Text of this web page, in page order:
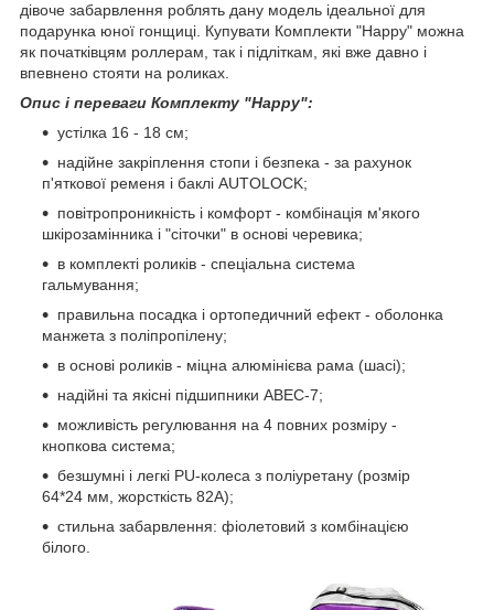
дівоче забарвлення роблять дану модель ідеальної для
подарунка юної гонщиці. Купувати Комплекти "Happy" можна
як початківцям роллерам, так і підліткам, які вже давно і
впевнено стояти на роликах.
Опис і переваги Комплекту "Happy":
устілка 16 - 18 см;
надійне закріплення стопи і безпека - за рахунок
п'яткової ременя і баклі AUTОLOCK;
повітропроникність і комфорт - комбінація м'якого
шкірозамінника і "сіточки" в основі черевика;
в комплекті роликів - спеціальна система
гальмування;
правильна посадка і ортопедичний ефект - оболонка
манжета з поліпропілену;
в основі роликів - міцна алюмінієва рама (шасі);
надійні та якісні підшипники ABEC-7;
можливість регулювання на 4 повних розміру -
кнопкова система;
безшумні і легкі PU-колеса з поліуретану (розмір
64*24 мм, жорсткість 82А);
стильна забарвлення: фіолетовий з комбінацією
білого.